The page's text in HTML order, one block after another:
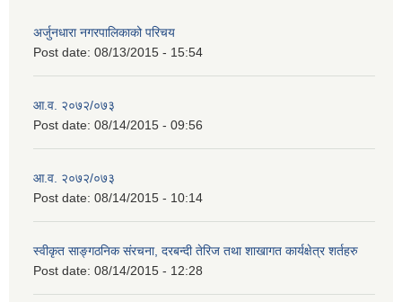
अर्जुनधारा नगरपालिकाको परिचय
Post date: 08/13/2015 - 15:54
आ.व. २०७२/०७३
Post date: 08/14/2015 - 09:56
आ.व. २०७२/०७३
Post date: 08/14/2015 - 10:14
स्वीकृत साङ्गठनिक संरचना, दरबन्दी तेरिज तथा शाखागत कार्यक्षेत्र शर्तहरु
Post date: 08/14/2015 - 12:28